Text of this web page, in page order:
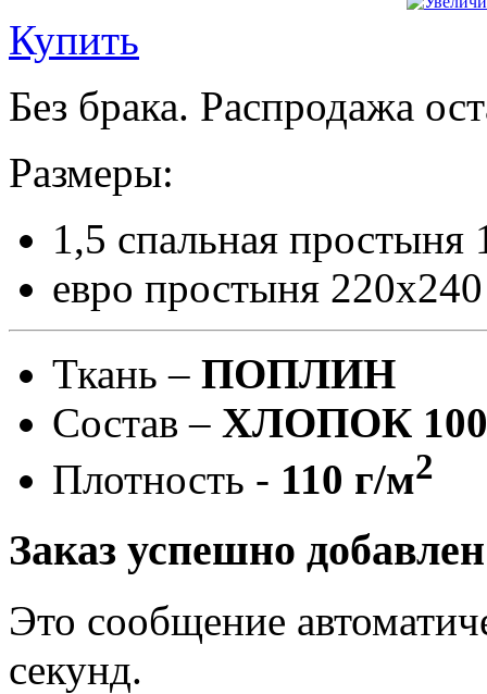
Купить
Без брака. Распродажа
Размеры:
1,5 спальная простыня
евро простыня 220х240
Ткань – ПОПЛИН
Состав – ХЛОПОК
Плотность - 110 г/м2
Заказ успешно
Это сообщение
секунд.